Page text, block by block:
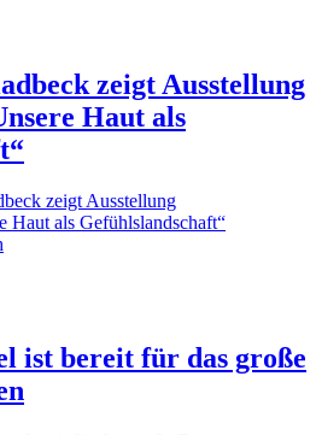
zeigt Ausstellung
Haut als
ist bereit für das große